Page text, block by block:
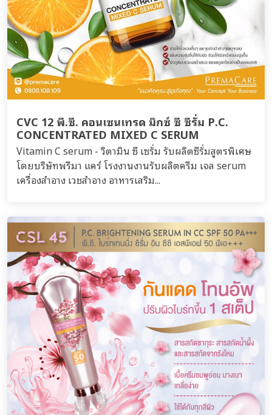
CVC 12 พี.ซี. คอนเซนเทรด มิกซ์ ซี ซีรั่ม P.C.
CONCENTRATED MIXED C SERUM
Vitamin C serum - วิตามิน ซี เซรั่ม รับผลิตซีรั่มสูตรพิเศษ
โดยบริษัทพรีมา แคร์ โรงงานงานรับผลิตครีม เจล serum
เครื่องสำอาง เวชสำอาง อาหารเสริม...